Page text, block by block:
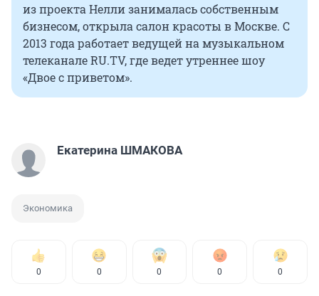
из проекта Нелли занималась собственным
бизнесом, открыла салон красоты в Москве. С
2013 года работает ведущей на музыкальном
телеканале RU.TV, где ведет утреннее шоу
«Двое с приветом».
Екатерина ШМАКОВА
Экономика
0 0 0 0 0